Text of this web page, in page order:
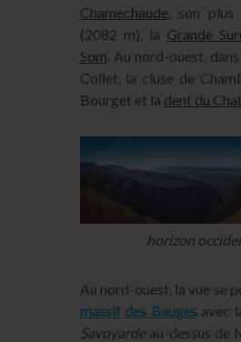
Chamechaude, son plus
(2082 m), la Grande
Som. Au nord-ouest, dans
Collet, la cluse de
Bourget et la dent du
horizon
Au nord-ouest, la vue se
massif des Baugesavec
Savoyardeau-dessus de